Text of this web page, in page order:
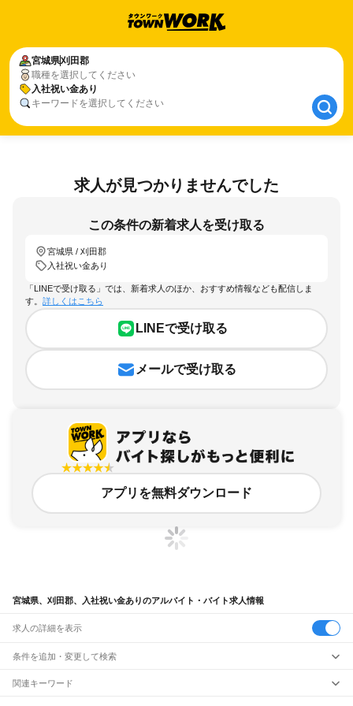
宮城県刈田郡
職種を選択してください
入社祝い金あり
キーワードを選択してください
宮城県刈田郡
入社祝い金あり
求人が見つかりませんでした
この条件の新着求人を受け取る
宮城県 / 刈田郡
入社祝い金あり
「LINEで受け取る」では、新着求人のほか、おすすめ情報なども配信しま
す。 詳しくはこちら
LINEで受け取る
メールで受け取る
アプリを無料ダウンロード
宮城県、刈田郡、入社祝い金ありのアルバイト・バイト求人情報
求人の詳細を表示
条件を追加・変更して検索
市区町村を追加・変更
関連キーワード